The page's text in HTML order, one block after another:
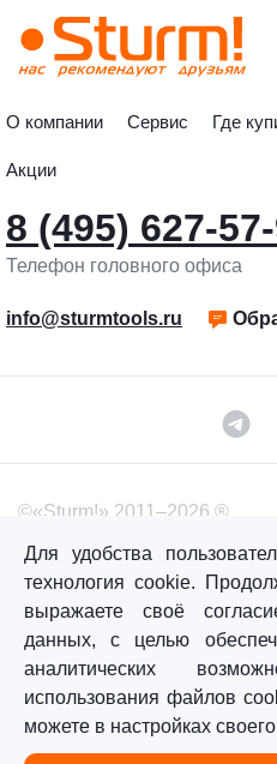
О компании Сервис Где
Акции
8 (495) 627-
Телефон головного офиса
info@sturmtools.ru
©«Sturm!» 2011–2026 ®
Политика обработки
Согласие на обработку
Главная Каталог
Для удобства
технология cookie.
выражаете своё
данных, с целью
аналитических
использования файлов
можете в настройках